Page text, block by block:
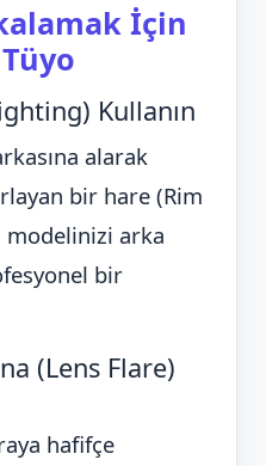
İçin
Kullanın
alarak
bir hare (Rim
arka
bir
(Lens Flare)
hafifçe